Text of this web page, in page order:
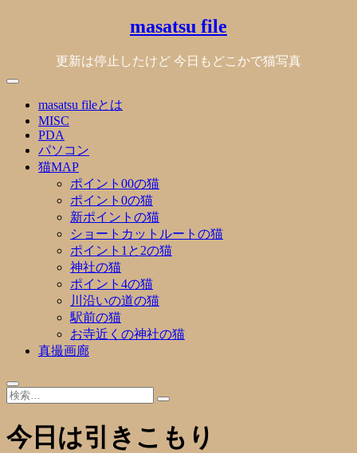
masatsu file
更新は停止したけど 今日もどこかで猫写真
masatsu fileとは
MISC
PDA
パソコン
猫MAP
ポイント00の猫
ポイント0の猫
新ポイントの猫
ショートカットルートの猫
ポイント1と2の猫
神社の猫
ポイント4の猫
川沿いの道の猫
駅前の猫
お寺近くの神社の猫
真撮画廊
今日は引きこもり